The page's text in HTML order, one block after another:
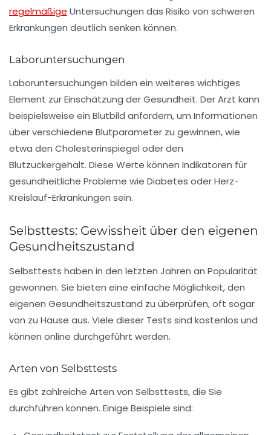
regelmäßige Untersuchungen das Risiko von schweren
Erkrankungen deutlich senken können.
Laboruntersuchungen
Laboruntersuchungen bilden ein weiteres wichtiges
Element zur Einschätzung der Gesundheit. Der Arzt kann
beispielsweise ein Blutbild anfordern, um Informationen
über verschiedene Blutparameter zu gewinnen, wie
etwa den Cholesterinspiegel oder den
Blutzuckergehalt. Diese Werte können Indikatoren für
gesundheitliche Probleme wie Diabetes oder Herz-
Kreislauf-Erkrankungen sein.
Selbsttests: Gewissheit über den eigenen
Gesundheitszustand
Selbsttests haben in den letzten Jahren an Popularität
gewonnen. Sie bieten eine einfache Möglichkeit, den
eigenen Gesundheitszustand zu überprüfen, oft sogar
von zu Hause aus. Viele dieser Tests sind kostenlos und
können online durchgeführt werden.
Arten von Selbsttests
Es gibt zahlreiche Arten von Selbsttests, die Sie
durchführen können. Einige Beispiele sind: